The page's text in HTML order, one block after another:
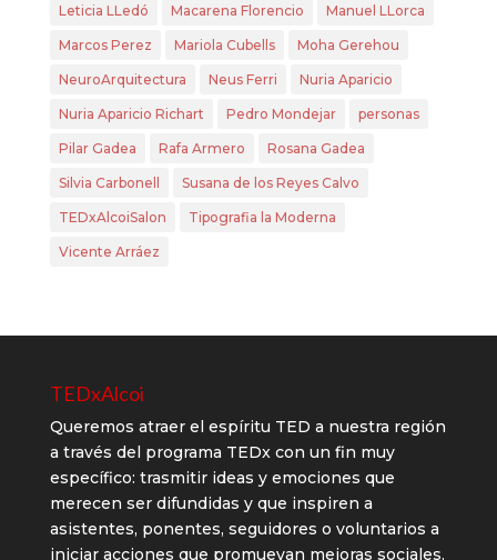
Leticia LLedó Macarena Florencio Manuel LLorca
Marcos Perez Mariola Cubells Moha Gerehou
NeuroArquitectura Neus Ferri Nuria Aparicio
Nuria Aparicio Richart Pedro Mondejar personas
Pilar Gadea Rafa Armero Rosana Gadea
Silvia Carbonell Susana de los Reyes Calvo
TEDxAlcoiSalon Tipografia la Moderna
Vicente Arráez
TEDxAlcoi
Queremos atraer el espíritu TED a nuestra región
a través del programa TEDx con un fin muy
específico: trasmitir ideas y emociones que
merecen ser difundidas y que inspiren a
asistentes, ponentes, seguidores o voluntarios a
iniciar acciones que promuevan mejoras sociales.